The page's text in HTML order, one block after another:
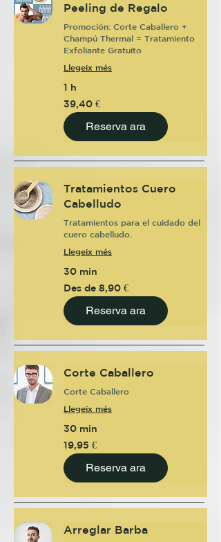
Peeling de Regalo
Promoción: Corte Caballero +
Champú Thermal = Tratamiento
Exfoliante Gratuito
Llegeix més
1 h
39,40
euros
39,40 €
Reserva ara
Tratamientos Cuero
Cabelludo
Tratamientos para el cuidado del
cuero cabelludo.
Llegeix més
30 min
Des
de
8,90
euros
Des de 8,90 €
Reserva ara
Corte Caballero
Corte Caballero
Llegeix més
30 min
19,95
euros
19,95 €
Reserva ara
Arreglar Barba